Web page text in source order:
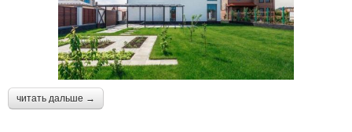
читать дальше →